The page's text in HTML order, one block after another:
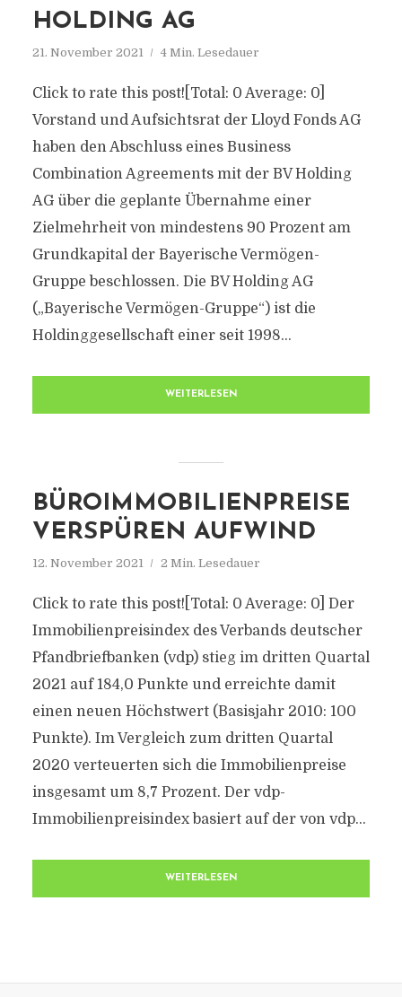
OLDING AG
21. November 2021 4 Min. Lesedauer
Click to rate this post![Total: 0 Average: 0]
Vorstand und Aufsichtsrat der Lloyd Fonds AG
haben den Abschluss eines Business
Combination Agreements mit der BV Holding
AG über die geplante Übernahme einer
Zielmehrheit von mindestens 90 Prozent am
Grundkapital der Bayerische Vermögen-
Gruppe beschlossen. Die BV Holding AG
(„Bayerische Vermögen-Gruppe“) ist die
Holdinggesellschaft einer seit 1998...
WEITERLESEN
BÜROIMMOBILIENPREISE
VERSPÜREN AUFWIND
12. November 2021 2 Min. Lesedauer
Click to rate this post![Total: 0 Average: 0] Der
Immobilienpreisindex des Verbands deutscher
Pfandbriefbanken (vdp) stieg im dritten Quartal
2021 auf 184,0 Punkte und erreichte damit
einen neuen Höchstwert (Basisjahr 2010: 100
Punkte). Im Vergleich zum dritten Quartal
2020 verteuerten sich die Immobilienpreise
insgesamt um 8,7 Prozent. Der vdp-
Immobilienpreisindex basiert auf der von vdp...
WEITERLESEN